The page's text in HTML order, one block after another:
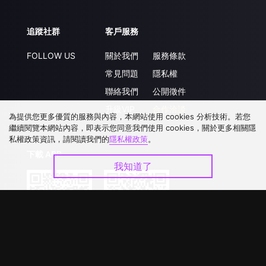
追蹤社群
FOLLOW US
客戶服務
關於我們
常見問題
聯絡我們
服務條款
隱私權
公開徵件
下載 APP
為提供您更多優質的服務與內容，本網站使用 cookies 分析技術。若您
繼續閱覽本網站內容，即表示您同意我們使用 cookies，關於更多相關隱
私權政策資訊，請閱讀我們的隱私權政策。
我知道了